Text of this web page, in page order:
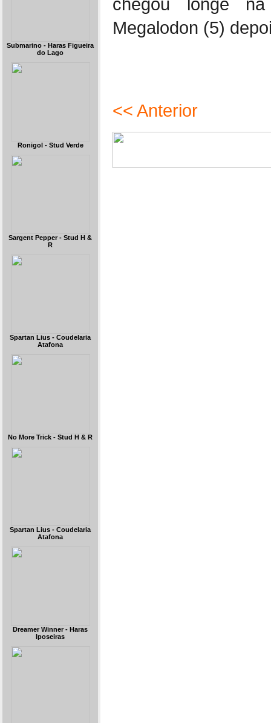
Submarino - Haras Figueira
do Lago
Ronigol - Stud Verde
Sargent Pepper - Stud H &
R
Spartan Lius - Coudelaria
Atafona
No More Trick - Stud H & R
Spartan Lius - Coudelaria
Atafona
Dreamer Winner - Haras
Iposeiras
Megalodon (5)
<< Anterior